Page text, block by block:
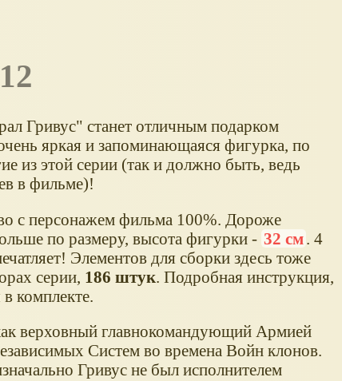
Гривус" станет отличным подарком
яркая и запоминающаяся фигурка, по
из этой серии (так и должно быть, ведь
в фильме)!
с персонажем фильма 100%. Дороже
по размеру, высота фигурки - 32 см . 4
Элементов для сборки здесь тоже
серии, 186 штук. Подробная инструкция,
комплекте.
верховный главнокомандующий Армией
Систем во времена Войн клонов.
Гривус не был исполнителем